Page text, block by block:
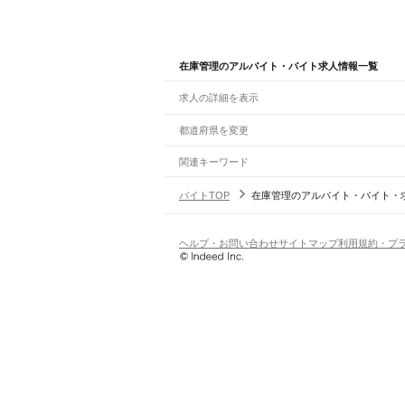
在庫管理のアルバイト・バイト求人情報一覧
求人の詳細を表示
都道府県を変更
関連キーワード
バイトTOP
在庫管理のアルバイト・バイト・
ヘルプ・お問い合わせサイトマップ利用規約・プ